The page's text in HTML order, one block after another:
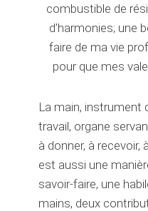
combustible de
d’harmonies; une
faire de ma vie
pour que mes
La main, instrument
travail, organe
à donner, à
est aussi une
savoir-faire, une
mains, deux